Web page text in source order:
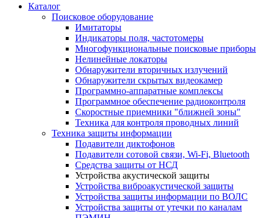
Каталог
Поисковое оборудование
Имитаторы
Индикаторы поля, частотомеры
Многофункциональные поисковые приборы
Нелинейные локаторы
Обнаружители вторичных излучений
Обнаружители скрытых видеокамер
Программно-аппаратные комплексы
Программное обеспечение радиоконтроля
Скоростные приемники "ближней зоны"
Техника для контроля проводных линий
Техника защиты информации
Подавители диктофонов
Подавители сотовой связи, Wi-Fi, Bluetooth
Средства защиты от НСД
Устройства акустической защиты
Устройства виброакустической защиты
Устройства защиты информации по ВОЛС
Устройства защиты от утечки по каналам